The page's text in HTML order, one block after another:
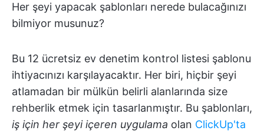
Her şeyi yapacak şablonları nerede bulacağınızı
bilmiyor musunuz?
Bu 12 ücretsiz ev denetim kontrol listesi şablonu
ihtiyacınızı karşılayacaktır. Her biri, hiçbir şeyi
atlamadan bir mülkün belirli alanlarında size
rehberlik etmek için tasarlanmıştır. Bu şablonları,
iş için her şeyi içeren uygulama olan ClickUp'ta